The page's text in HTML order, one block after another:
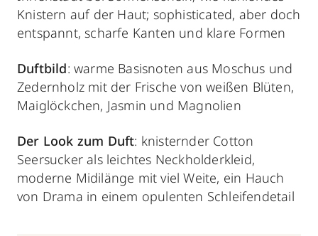
Knistern auf der Haut; sophisticated, aber doch
entspannt, scharfe Kanten und klare Formen
Duftbild: warme Basisnoten aus Moschus und
Zedernholz mit der Frische von weißen Blüten,
Maiglöckchen, Jasmin und Magnolien
Der Look zum Duft: knisternder Cotton
Seersucker als leichtes Neckholderkleid,
moderne Midilänge mit viel Weite, ein Hauch
von Drama in einem opulenten Schleifendetail